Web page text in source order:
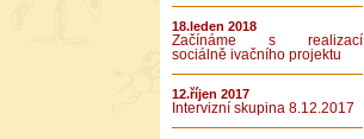
18.leden 2018
Začínáme s realizací
sociálně ivačního projektu
12.říjen 2017
Intervizní skupina 8.12.2017